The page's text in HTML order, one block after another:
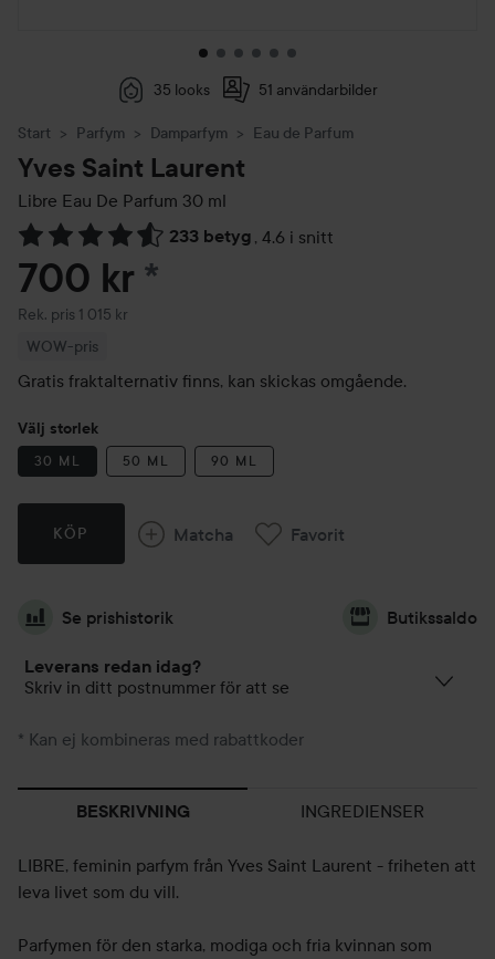
35 looks 51 användarbilder
Start Parfym Damparfym Eau de Parfum
Yves Saint Laurent
Libre Eau De Parfum 30 ml
233 betyg , 4.6 i snitt
Hoppa till Betyg & kommentarer
700 kr *
Rek. pris 1 015 kr
Rekommenderat pris 1 015 kr
WOW-pris
Gratis fraktalternativ finns, kan skickas omgående.
Välj storlek
30 ML 50 ML 90 ML
KÖP Matcha Favorit
Se prishistorik Butikssaldo
Leverans redan idag?
Skriv in ditt postnummer för att se
* Kan ej kombineras med rabattkoder
BESKRIVNING INGREDIENSER
LIBRE, feminin parfym från Yves Saint Laurent - friheten att
leva livet som du vill.
Parfymen för den starka, modiga och fria kvinnan som